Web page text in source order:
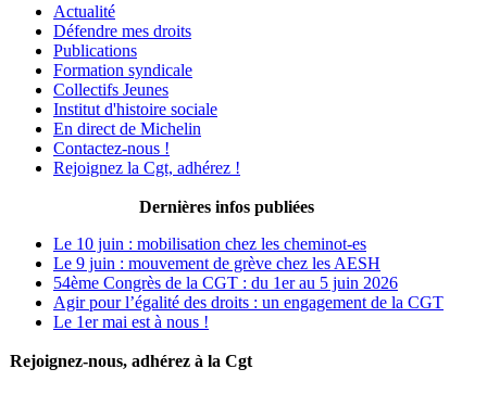
Actualité
Défendre mes droits
Publications
Formation syndicale
Collectifs Jeunes
Institut d'histoire sociale
En direct de Michelin
Contactez-nous !
Rejoignez la Cgt, adhérez !
Dernières infos publiées
Le 10 juin : mobilisation chez les cheminot-es
Le 9 juin : mouvement de grève chez les AESH
54ème Congrès de la CGT : du 1er au 5 juin 2026
Agir pour l’égalité des droits : un engagement de la CGT
Le 1er mai est à nous !
Rejoignez-nous, adhérez à la Cgt